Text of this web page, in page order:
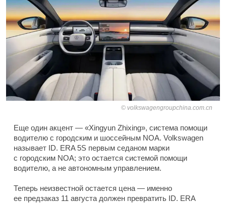
volkswagengroupchina.com.cn
Еще один акцент — «Xingyun Zhixing», система помощи
водителю с городским и шоссейным NOA. Volkswagen
называет ID. ERA 5S первым седаном марки
с городским NOA; это остается системой помощи
водителю, а не автономным управлением.
Теперь неизвестной остается цена — именно
ее предзаказ 11 августа должен превратить ID. ERA